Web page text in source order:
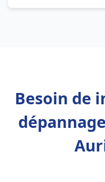
Besoin de